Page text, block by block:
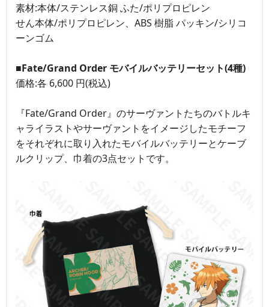
素材:本体/ステンレス銅 ふた/ポリプロピレン
せん本体/ポリプロピレン、ABS 樹脂 パッキン/シリコ
ーンゴム
■Fate/Grand Order モバイルバッテリーセット(4種)
価格:各 6,600 円(税込)
『Fate/Grand Order』のサーヴァントたちのバトルキ
ャライラストやサーヴァントをイメージしたモチーフ
をそれぞれに取り入れたモバイルバッテリーとケーブ
ルクリップ、巾着の3点セットです。